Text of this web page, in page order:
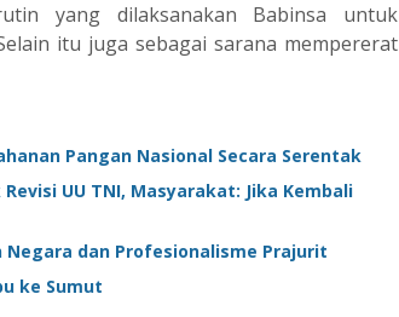
yang dilaksanakan Babinsa untuk
itu juga sebagai sarana mempererat
Pangan Nasional Secara Serentak
UU TNI, Masyarakat: Jika Kembali
Negara dan Profesionalisme Prajurit
ke Sumut